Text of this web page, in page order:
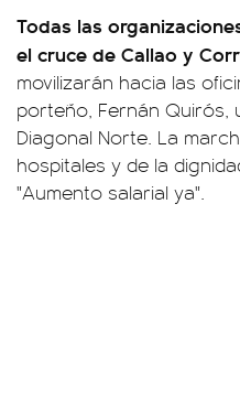
Todas las
el cruce de Callao y
movilizarán hacia las
porteño, Fernán Quirós,
Diagonal Norte. La
hospitales y de la
"Aumento salarial ya".